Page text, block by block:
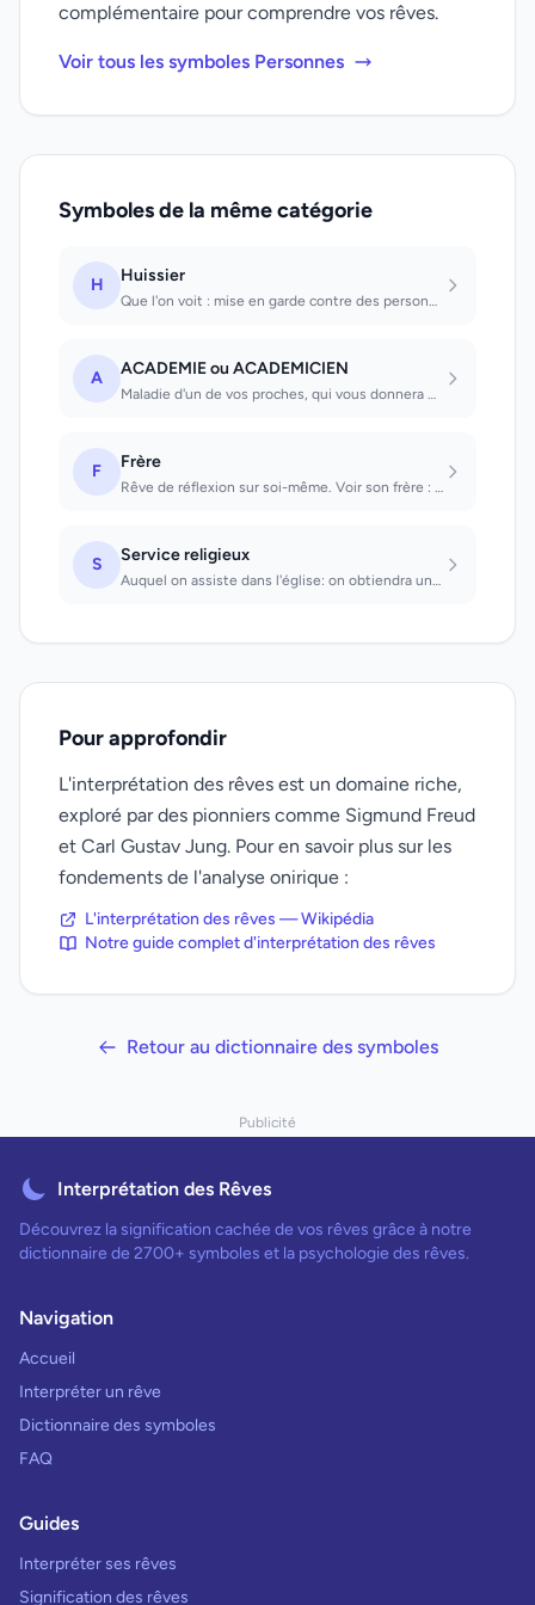
complémentaire pour comprendre vos rêves.
Voir tous les symboles Personnes
Symboles de la même catégorie
H Huissier
Que l'on voit : mise en garde contre des personnes mauvaises. Avec lequel on se...
A ACADEMIE ou ACADEMICIEN
Maladie d'un de vos proches, qui vous donnera beaucoup de soucis
F Frère
Rêve de réflexion sur soi-même. Voir son frère : bonne santé. Prendre congé de s...
S Service religieux
Auquel on assiste dans l'église: on obtiendra une bonne position.
Pour approfondir
L'interprétation des rêves est un domaine riche,
exploré par des pionniers comme Sigmund Freud
et Carl Gustav Jung. Pour en savoir plus sur les
fondements de l'analyse onirique :
L'interprétation des rêves — Wikipédia
Notre guide complet d'interprétation des rêves
Retour au dictionnaire des symboles
Publicité
Interprétation des Rêves
Découvrez la signification cachée de vos rêves grâce à notre
dictionnaire de 2700+ symboles et la psychologie des rêves.
Navigation
Accueil
Interpréter un rêve
Dictionnaire des symboles
FAQ
Guides
Interpréter ses rêves
Signification des rêves